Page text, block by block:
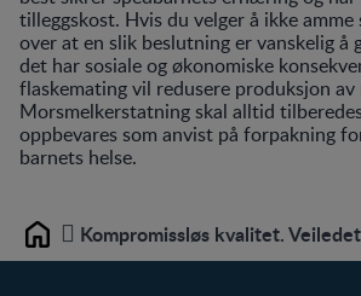
tilleggskost. Hvis du velger å ikke
over at en slik beslutning er vanskelig å
det har sosiale og økonomiske
flaskemating vil redusere produksjon av
Morsmelkerstatning skal alltid
oppbevares som anvist på forpakning
barnets helse.
Home Kompromissløs kvalitet.